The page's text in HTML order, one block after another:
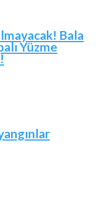
Bala
Yüzme